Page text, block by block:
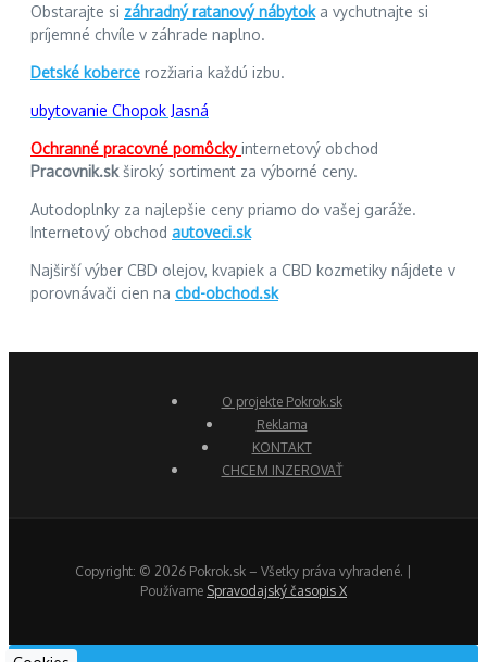
Obstarajte si záhradný ratanový nábytoka vychutnajte si
príjemné chvíle v záhrade naplno.
Detské koberce rozžiaria každú izbu.
ubytovanie Chopok Jasná
Ochranné pracovné pomôckyinternetový obchod
Pracovnik.skširoký sortiment za výborné ceny.
Autodoplnky za najlepšie ceny priamo do vašej garáže.
Internetový obchod autoveci.sk
Najširší výber CBD olejov, kvapiek a CBD kozmetiky nájdete v
porovnávači cien na cbd-obchod.sk
O projekte Pokrok.sk
Reklama
KONTAKT
CHCEM INZEROVAŤ
Copyright: © 2026 Pokrok.sk – Všetky práva vyhradené. |
Používame Spravodajský časopis X